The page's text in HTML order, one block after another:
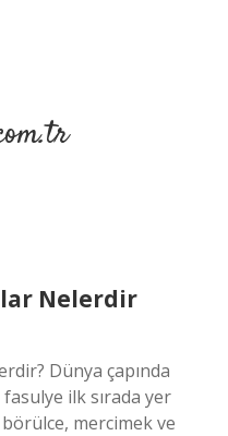
Nelerdir
Dünya çapında
ilk sırada yer
mercimek ve